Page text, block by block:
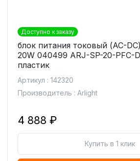
Доступно к заказу
блок питания токовый (AC-
20W 040499 ARJ-SP-20-PFC-
пластик
Артикул : 142320
Производитель : Arlight
4 888 ₽
Купить в 1 клик